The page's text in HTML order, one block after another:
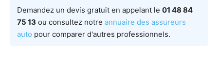
Demandez un devis gratuit en appelant le 01 48 84
75 13 ou consultez notre annuaire des assureurs
auto pour comparer d'autres professionnels.